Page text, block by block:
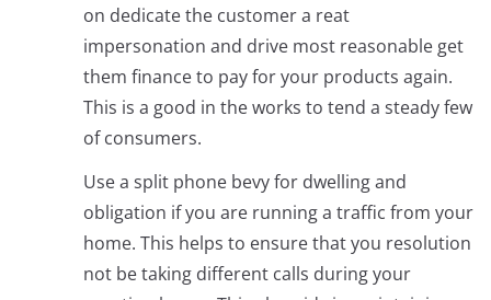
on dedicate the customer a reat
impersonation and drive most reasonable get
them finance to pay for your products again.
This is a good in the works to tend a steady few
of consumers.
Use a split phone bevy for dwelling and
obligation if you are running a traffic from your
home. This helps to ensure that you resolution
not be taking different calls during your